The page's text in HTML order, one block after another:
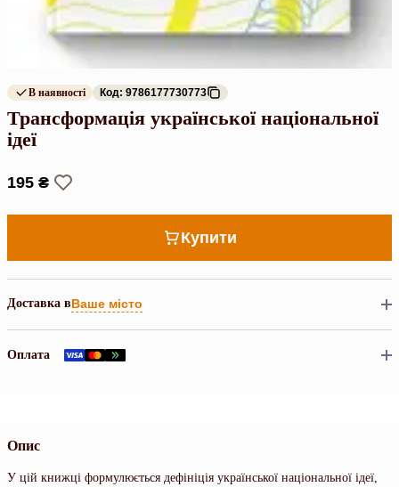
В наявності Код: 9786177730773
Трансформація української національної
ідеї
195 ₴
Купити
Доставка вВаше місто
Оплата
Опис
У цій книжці формулюється дефініція української національної ідеї,